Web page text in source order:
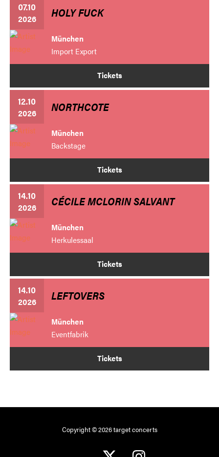
07.10
2026 HOLY FUCK
München
Import Export
Tickets
12.10
2026 NORTHCOTE
München
Backstage
Tickets
14.10
2026 CÉCILE MCLORIN SALVANT
München
Herkulessaal
Tickets
14.10
2026 LEFTOVERS
München
Eventfabrik
Tickets
Copyright © 2026 target concerts